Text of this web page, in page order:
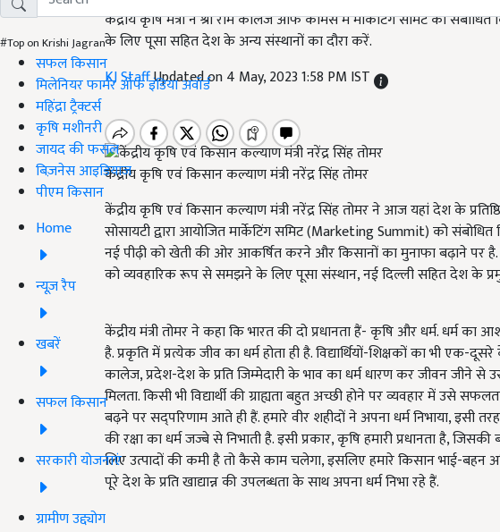
#Top on Krishi Jagran
सफल किसान
मिलेनियर फार्मर ऑफ इंडिया अवॉर्ड
महिंद्रा ट्रैक्टर्स
कृषि मशीनरी
जायद की फसल
बिज़नेस आइडियाज
पीएम किसान
Home
न्यूज़ रैप
खबरें
सफल किसान
सरकारी योजनाएं
ग्रामीण उद्द्योग
केंद्रीय कृषि मंत्री ने श्री राम कालेज आफ कामर्स में मार्केटिंग समिट को
के लिए पूसा सहित देश के अन्य संस्थानों का दौरा करें.
KJ StaffUpdated on 4 May, 2023 1:58 PM IST
केंद्रीय कृषि एवं किसान कल्याण मंत्री नरेंद्र सिंह तोमर
केंद्रीय कृषि एवं किसान कल्याण मंत्री नरेंद्र सिंह तोमर ने आज यहां देश के
सोसायटी द्वारा आयोजित मार्केटिंग समिट (Marketing Summit) को
नई पीढ़ी को खेती की ओर आकर्षित करने और किसानों का मुनाफा बढ़ाने पर है.
को व्यवहारिक रूप से समझने के लिए पूसा संस्थान, नई दिल्ली सहित देश के
केंद्रीय मंत्री तोमर ने कहा कि भारत की दो प्रधानता हैं- कृषि और धर्म. धर्म का
है. प्रकृति में प्रत्येक जीव का धर्म होता ही है. विद्यार्थियों-शिक्षकों का भी एक-दूसरे
कालेज, प्रदेश-देश के प्रति जिम्मेदारी के भाव का धर्म धारण कर जीवन जीने से
मिलता. किसी भी विद्यार्थी की ग्राह्यता बहुत अच्छी होने पर व्यवहार में उसे
बढ़ने पर सद्परिणाम आते ही हैं. हमारे वीर शहीदों ने अपना धर्म निभाया, इसी
की रक्षा का धर्म जज्बे से निभाती है. इसी प्रकार, कृषि हमारी प्रधानता है,
लिए उत्पादों की कमी है तो कैसे काम चलेगा, इसलिए हमारे किसान भाई-बहन
पूरे देश के प्रति खाद्यान्न की उपलब्धता के साथ अपना धर्म निभा रहे हैं.